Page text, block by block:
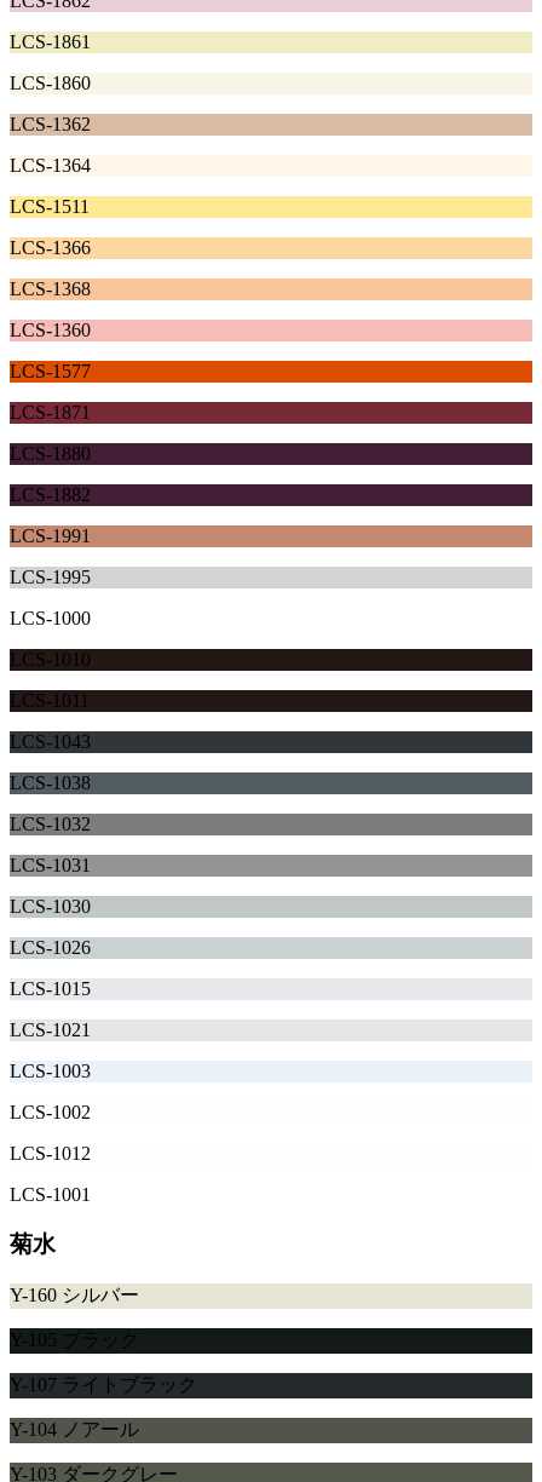
LCS-1861
LCS-1860
LCS-1362
LCS-1364
LCS-1511
LCS-1366
LCS-1368
LCS-1360
LCS-1577
LCS-1871
LCS-1880
LCS-1882
LCS-1991
LCS-1995
LCS-1000
LCS-1010
LCS-1011
LCS-1043
LCS-1038
LCS-1032
LCS-1031
LCS-1030
LCS-1026
LCS-1015
LCS-1021
LCS-1003
LCS-1002
LCS-1012
LCS-1001
菊水
Y-160 シルバー
Y-105 ブラック
Y-107 ライトブラック
Y-104 ノアール
Y-103 ダークグレー